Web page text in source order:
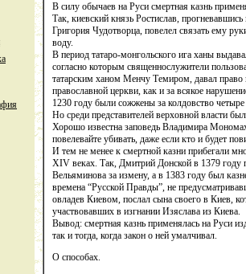
В силу обычаев на Руси смертная казнь
Так, киевский князь Ростислав, прогневавшись
Григория Чудотворца, повелел связать ему
воду.
В период татаро-монгольского ига ханы
согласно которым священнослужители
татарским ханом Менчу Темиром, давал право
православной церкви, как и за всякое
1230 году были сожжены за колдовство
Но среди представителей верховной власти
Хорошо известна заповедь Владимира
повелевайте убивать, даже если кто и будет
И тем не менее к смертной казни прибегали
XIV веках. Так, Дмитрий Донской в 1379 году
Вельяминова за измену, а в 1383 году был
времена “Русской Правды”, не
овладев Киевом, послал сына своего в Киев,
участвовавших в изгнании Изяслава из Киева.
Вывод: смертная казнь применялась на Руси
так и тогда, когда закон о ней умалчивал.
О способах.